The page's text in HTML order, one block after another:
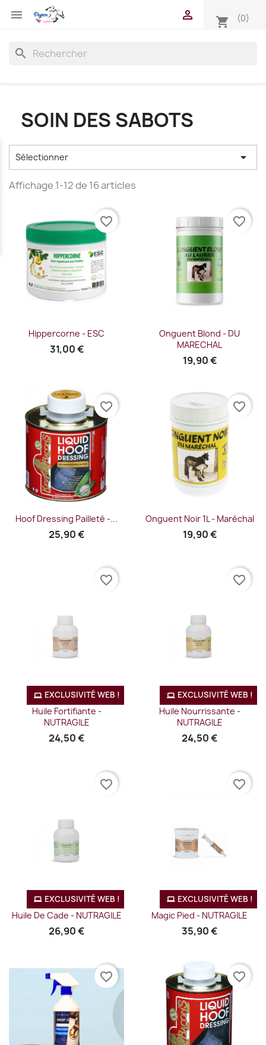
 shopping_cart (0)

search
SOIN DES SABOTS
Sélectionner 
Affichage 1-12 de 16 articles
Hippercorne - ESC
31,00 €
favorite_border
Onguent Blond - DU
MARECHAL
19,90 €
favorite_border
Hoof Dressing Pailleté -...
25,90 €
favorite_border
Onguent Noir 1L - Maréchal
19,90 €
favorite_border
Huile Fortifiante -
NUTRAGILE
24,50 €
EXCLUSIVITÉ WEB !
favorite_border
Huile Nourrissante -
NUTRAGILE
24,50 €
EXCLUSIVITÉ WEB !
favorite_border
Huile De Cade - NUTRAGILE
26,90 €
EXCLUSIVITÉ WEB !
favorite_border
Magic Pied - NUTRAGILE
35,90 €
EXCLUSIVITÉ WEB !
favorite_border
favorite_border favorite_border